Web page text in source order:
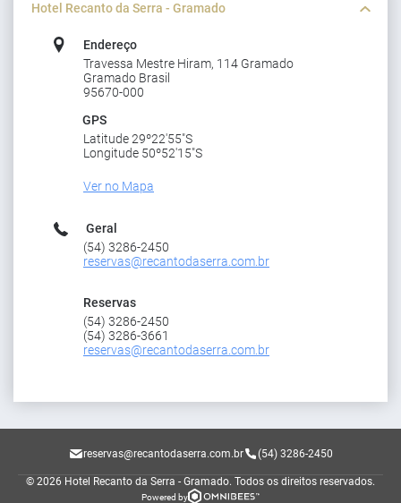
Hotel Recanto da Serra - Gramado
Endereço
Travessa Mestre Hiram, 114 Gramado
Gramado Brasil
95670-000
GPS
Latitude 29º22'55"S
Longitude 50º52'15"S
Ver no Mapa
Geral
(54) 3286-2450
reservas@recantodaserra.com.br
Reservas
(54) 3286-2450
(54) 3286-3661
reservas@recantodaserra.com.br
reservas@recantodaserra.com.br (54) 3286-2450
© 2026 Hotel Recanto da Serra - Gramado. Todos os direitos reservados.
Powered by